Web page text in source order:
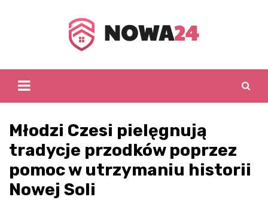
Młodzi Czesi pielęgnują
tradycje przodków poprzez
pomoc w utrzymaniu historii
Nowej Soli